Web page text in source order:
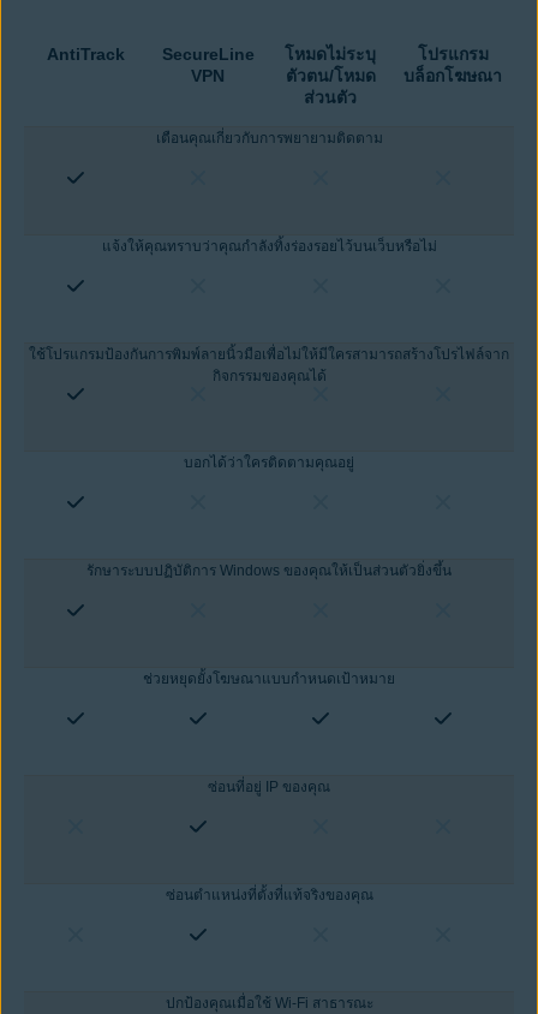
AntiTrack
SecureLine
VPN
โหมดไม่ระบุ
ตัวตน/โหมด
ส่วนตัว
โปรแกรม
บล็อกโฆษณา
เตือนคุณเกี่ยวกับการพยายามติดตาม
แจ้งให้คุณทราบว่าคุณกำลังทิ้งร่องรอยไว้บนเว็บหรือไม่
ใช้โปรแกรมป้องกันการพิมพ์ลายนิ้วมือเพื่อไม่ให้มีใครสามารถสร้างโปรไฟล์จาก
กิจกรรมของคุณได้
บอกได้ว่าใครติดตามคุณอยู่
รักษาระบบปฏิบัติการ Windows ของคุณให้เป็นส่วนตัวยิ่งขึ้น
ช่วยหยุดยั้งโฆษณาแบบกำหนดเป้าหมาย
ซ่อนที่อยู่ IP ของคุณ
ซ่อนตำแหน่งที่ตั้งที่แท้จริงของคุณ
ปกป้องคุณเมื่อใช้ Wi-Fi สาธารณะ